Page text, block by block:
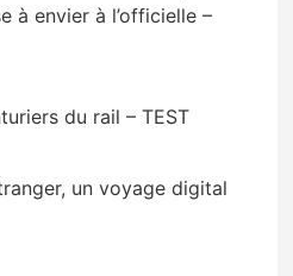
à envier à l’officielle –
du rail – TEST
un voyage digital